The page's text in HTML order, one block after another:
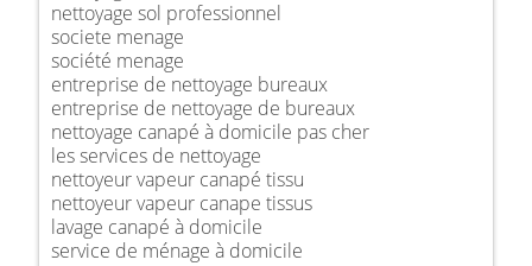
nettoyage sol professionnel
societe menage
société menage
entreprise de nettoyage bureaux
entreprise de nettoyage de bureaux
nettoyage canapé à domicile pas cher
les services de nettoyage
nettoyeur vapeur canapé tissu
nettoyeur vapeur canape tissus
lavage canapé à domicile
service de ménage à domicile